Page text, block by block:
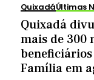
QuixadáÚltimas
Quixadá
mais de 300
beneficiários
Família em